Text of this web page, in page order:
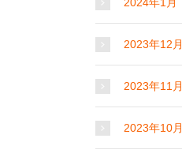
2023年12月
2023年11月
2023年10月